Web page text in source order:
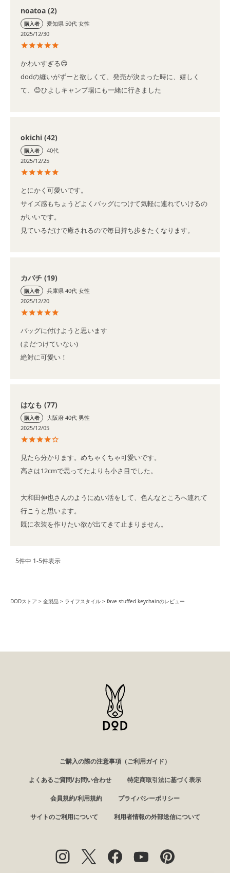
noatoa 2
購入者 愛知県 50代 女性
2025/12/30
かわいすぎる😍
dodの縫いがずーと欲しくて、発売が決まった時に、嬉しく
て、😊ひよしキャンプ場にも一緒に行きました
okichi 42
購入者
40代
2025/12/25
とにかく可愛いです。
サイズ感もちょうどよくバッグにつけて気軽に連れていけるの
がいいです。
見ているだけで癒されるので毎日持ち歩きたくなります。
カバチ 19
購入者 兵庫県 40代 女性
2025/12/20
バッグに付けようと思います
(まだつけていない)
絶対に可愛い！
はなも 77
購入者 大阪府 40代 男性
2025/12/05
見たら分かります。めちゃくちゃ可愛いです。
高さは12cmで思ってたよりも小さ目でした。
大和田伸也さんのようにぬい活をして、色んなところへ連れて
行こうと思います。
既に衣装を作りたい欲が出てきて止まりません。
5件中 1-5件表示
DODストア 全製品 ライフスタイル fave stuffed keychainのレビュー
ご購入の際の注意事項（ご利用ガイド）
よくあるご質問/お問い合わせ 特定商取引法に基づく表示
会員規約/利用規約 プライバシーポリシー
サイトのご利用について 利用者情報の外部送信について